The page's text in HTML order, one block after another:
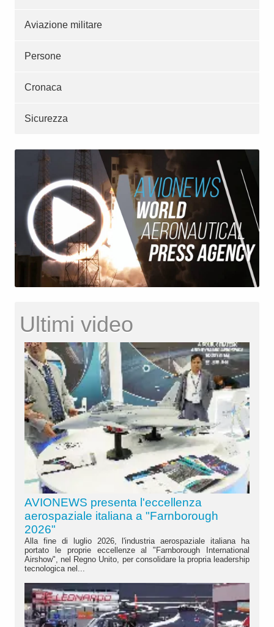
Aviazione militare
Persone
Cronaca
Sicurezza
Ultimi video
AVIONEWS presenta l'eccellenza
aerospaziale italiana a "Farnborough
2026"
Alla fine di luglio 2026, l'industria aerospaziale italiana ha
portato le proprie eccellenze al "Farnborough International
Airshow", nel Regno Unito, per consolidare la propria leadership
tecnologica nel...